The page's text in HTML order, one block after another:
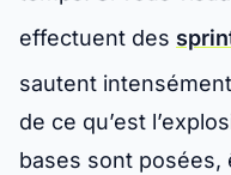
effectuent des
sautent
de ce qu’est
bases sont posées,